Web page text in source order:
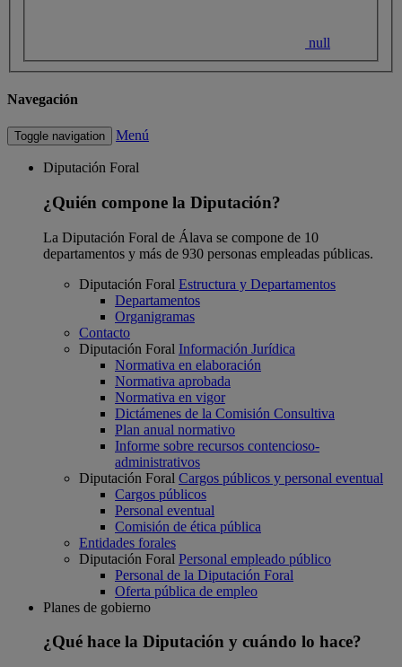
null
Navegación
Toggle navigation Menú
Diputación Foral
¿Quién compone la Diputación?
La Diputación Foral de Álava se compone de 10
departamentos y más de 930 personas empleadas públicas.
Diputación Foral Estructura y Departamentos
Departamentos
Organigramas
Contacto
Diputación Foral Información Jurídica
Normativa en elaboración
Normativa aprobada
Normativa en vigor
Dictámenes de la Comisión Consultiva
Plan anual normativo
Informe sobre recursos contencioso-
administrativos
Diputación Foral Cargos públicos y personal eventual
Cargos públicos
Personal eventual
Comisión de ética pública
Entidades forales
Diputación Foral Personal empleado público
Personal de la Diputación Foral
Oferta pública de empleo
Planes de gobierno
¿Qué hace la Diputación y cuándo lo hace?